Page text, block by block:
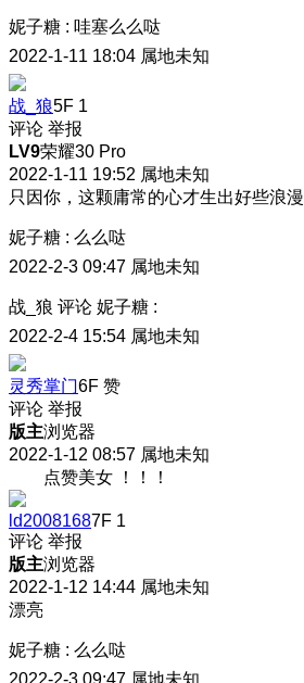
妮子糖 : 哇塞么么哒
2022-1-11 18:04 属地未知
战_狼5F 1
评论 举报
LV9荣耀30 Pro
2022-1-11 19:52 属地未知
只因你，这颗庸常的心才生出好些浪漫
妮子糖 : 么么哒
2022-2-3 09:47 属地未知
战_狼 评论 妮子糖 :
2022-2-4 15:54 属地未知
灵秀掌门6F 赞
评论 举报
版主浏览器
2022-1-12 08:57 属地未知
点赞美女 ！！！
ld20081687F 1
评论 举报
版主浏览器
2022-1-12 14:44 属地未知
漂亮
妮子糖 : 么么哒